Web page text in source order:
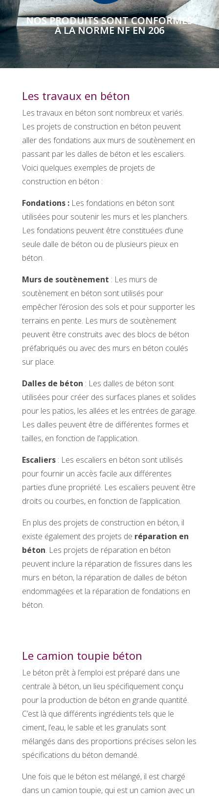
NOS PRODUITS SONT CONFORMES
À LA NORME NF EN 206
Les travaux en béton
Les travaux en béton sont nombreux et variés.
Les projets de construction en béton peuvent
aller des fondations aux murs de soutènement en
passant par les dalles de béton et les escaliers.
Voici quelques exemples de projets de
construction en béton :
Fondations :Les fondations en béton sont
utilisées pour soutenir les murs et les planchers.
Les fondations peuvent être constituées d’une
seule dalle de béton ou de plusieurs pieux en
béton.
Murs de soutènement : Les murs de
soutènement en béton sont utilisés pour
empêcher l’érosion des sols et pour supporter les
terrains en pente. Les murs de soutènement
peuvent être construits avec des blocs de béton
préfabriqués ou avec des murs en béton coulés
sur place.
Dalles de béton : Les dalles de béton sont
utilisées pour créer des surfaces planes et solides
pour les patios, les allées et les entrées de garage.
Les dalles peuvent être de différentes formes et
tailles, en fonction de l’application.
Escaliers: Les escaliers en béton sont utilisés
pour fournir un accès facile aux différentes
parties d’une propriété. Les escaliers peuvent être
droits ou courbes, en fonction de l’application.
En plus des projets de construction en béton, il
existe également des projets de réparation en
béton. Les projets de réparation en béton
peuvent inclure la réparation de fissures dans les
murs en béton, la réparation de dalles de béton
endommagées et la réparation de fondations en
béton.
Le camion toupie béton
Le béton prêt à l’emploi est préparé dans une
centrale à béton, un lieu spécifiquement conçu
pour la production de béton en grande quantité.
C’est là que différents ingrédients tels que le
ciment, l’eau, le sable et les granulats sont
mélangés dans des proportions précises selon les
spécifications du béton demandé.
Une fois que le béton est mélangé, il est chargé
dans un camion toupie, qui est un camion avec un